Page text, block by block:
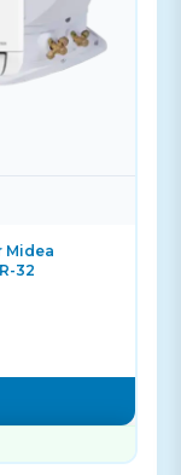
Midea
32